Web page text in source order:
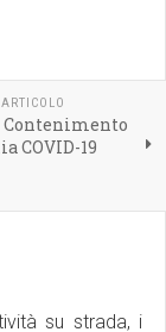
Contenimento
COVID-19
su strada, i